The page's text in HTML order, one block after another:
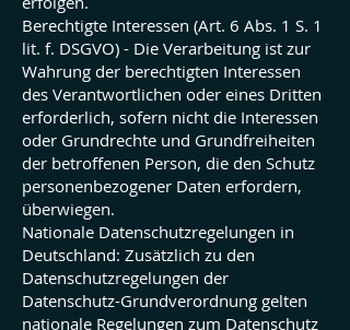
Berechtigte Interessen (Art. 6 Abs. 1 S. 1
lit. f. DSGVO) - Die Verarbeitung ist zur
Wahrung der berechtigten Interessen
des Verantwortlichen oder eines Dritten
erforderlich, sofern nicht die Interessen
oder Grundrechte und Grundfreiheiten
der betroffenen Person, die den Schutz
personenbezogener Daten erfordern,
überwiegen.
Nationale Datenschutzregelungen in
Deutschland: Zusätzlich zu den
Datenschutzregelungen der
Datenschutz-Grundverordnung gelten
nationale Regelungen zum Datenschutz